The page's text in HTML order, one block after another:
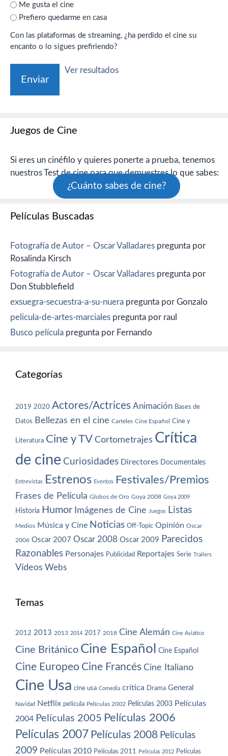
Me gusta el cine
Prefiero quedarme en casa
Con las plataformas de streaming, ¿ha perdido el cine su
encanto o lo sigues prefiriendo?
Ver resultados
Juegos de Cine
Si eres un cinéfilo y quieres ponerte a prueba, tenemos
nuestros Test de cine para que demuestres lo que sabes:
¿Cuánto sabes de cine?
Películas Buscadas
Fotografía de Autor – Oscar Valladares pregunta por
Rosalinda Kirsch
Fotografía de Autor – Oscar Valladares pregunta por
Don Stubblefield
exsuegra-secuestra-a-su-nuera pregunta por Gonzalo
pelicula-de-artes-marciales pregunta por raul
Busco película pregunta por Fernando
Categorías
2019 2020 Actores/Actrices Animación Bases de
Datos Bellezas en el cine Carteles Cine Español Cine y
Literatura Cine y TV Cortometrajes Crítica
de cine Curiosidades Directores Documentales
Entrevistas Estrenos Eventos Festivales/Premios
Frases de Película Globos de Oro Goya 2008 Goya 2009
Historia Humor Imágenes de Cine Juegos Listas
Medios Música y Cine Noticias Off-Topic Opinión Oscar
2006 Oscar 2007 Oscar 2008 Oscar 2009 Parecidos
Razonables Personajes Publicidad Reportajes Serie Trailers
Vídeos Webs
Temas
2012 2013 2013 2014 2017 2018 Cine Alemán Cine Asiático
Cine Británico Cine Español Cine Español
Cine Europeo Cine Francés Cine Italiano
Cine Usa cine usa Comedia crítica Drama General
Navidad Netflix película Películas 2002 Películas 2003 Películas
2004 Películas 2005 Películas 2006
Películas 2007 Películas 2008 Películas
2009 Películas 2010 Películas 2011 Películas 2012 Películas